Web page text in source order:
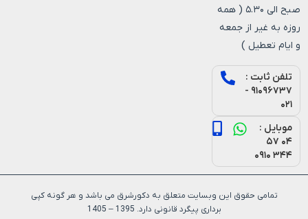
صبح الی ۵.۳۰ ( همه
روزه به غیر از جمعه
و ایام تعطیل )
تلفن ثابت :
۹۱۰۹۶۷۳۷ -
۰۲۱
موبایل :
۰۴ ۵۷
۳۴۴ ۰۹۱۰
تمامی حقوق این وبسایت متعلق به دکورشرق می باشد و هر گونه کپی
برداری پیگرد قانونی دارد. 1395 – 1405